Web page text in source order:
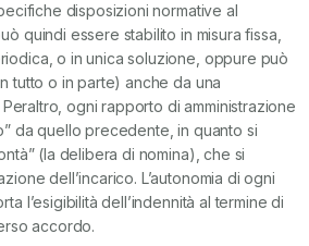
disposizioni normative al
quindi essere stabilito in misura fissa,
o in unica soluzione, oppure può
tutto o in parte) anche da una
ogni rapporto di amministrazione
da quello precedente, in quanto si
(la delibera di nomina), che si
dell’incarico. L’autonomia di ogni
l’esigibilità dell’indennità al termine di
accordo.